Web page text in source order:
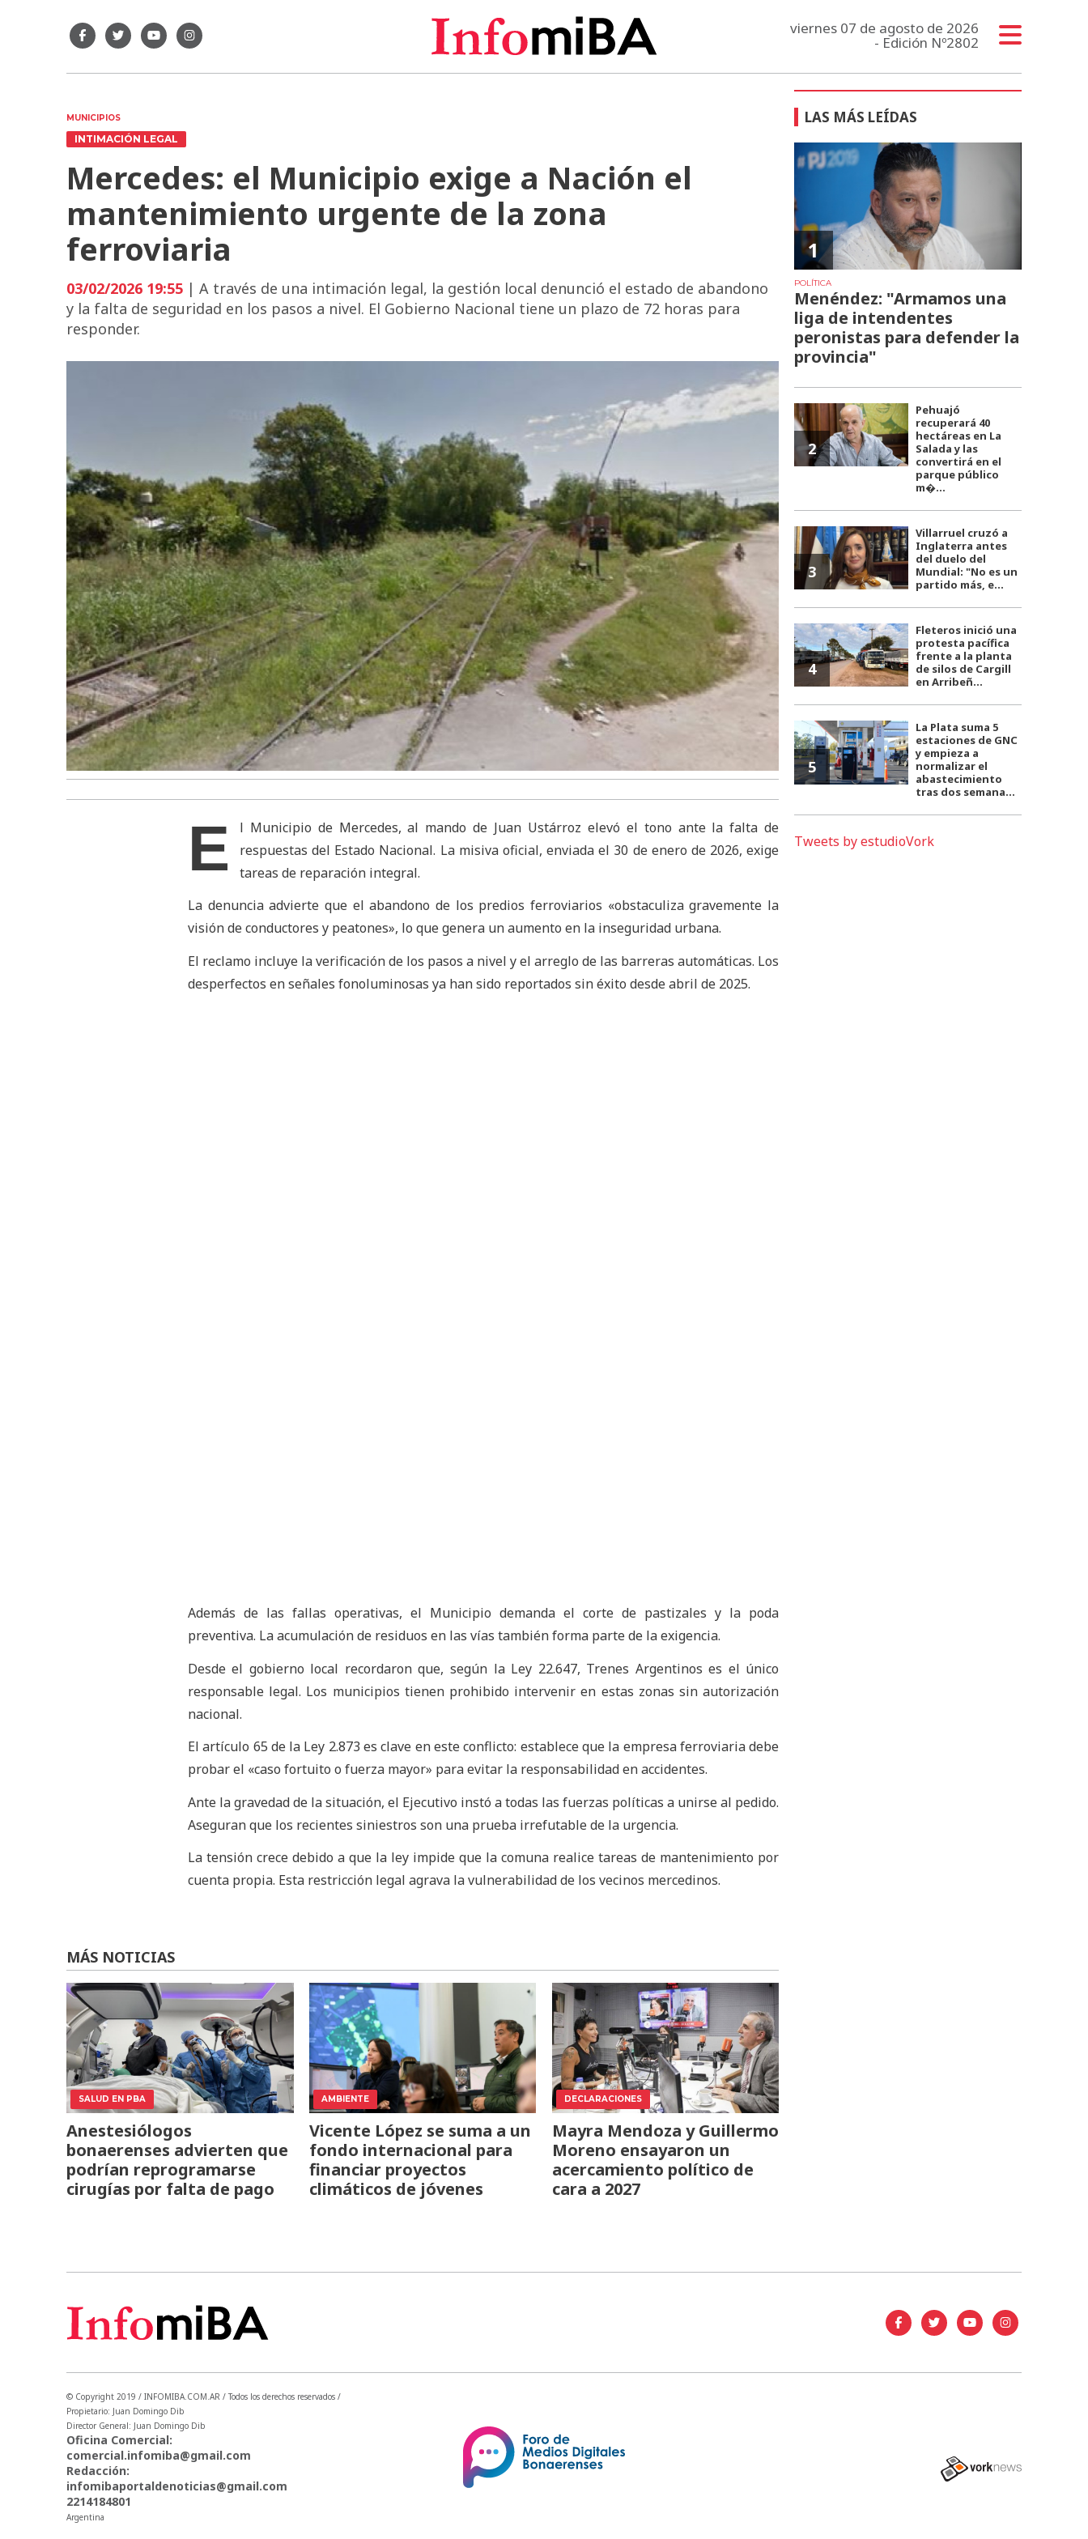
viernes 07 de agosto de 2026
- Edición Nº2802
MUNICIPIOS
INTIMACIÓN LEGAL
Mercedes: el Municipio exige a Nación el
mantenimiento urgente de la zona
ferroviaria
03/02/2026 19:55 | A través de una intimación legal, la gestión local denunció el estado de abandono
y la falta de seguridad en los pasos a nivel. El Gobierno Nacional tiene un plazo de 72 horas para
responder.
E
l Municipio de Mercedes, al mando de Juan Ustárroz elevó el tono ante la falta de
respuestas del Estado Nacional. La misiva oficial, enviada el 30 de enero de 2026, exige
tareas de reparación integral.
La denuncia advierte que el abandono de los predios ferroviarios «obstaculiza gravemente la
visión de conductores y peatones», lo que genera un aumento en la inseguridad urbana.
El reclamo incluye la verificación de los pasos a nivel y el arreglo de las barreras automáticas. Los
desperfectos en señales fonoluminosas ya han sido reportados sin éxito desde abril de 2025.
Además de las fallas operativas, el Municipio demanda el corte de pastizales y la poda
preventiva. La acumulación de residuos en las vías también forma parte de la exigencia.
Desde el gobierno local recordaron que, según la Ley 22.647, Trenes Argentinos es el único
responsable legal. Los municipios tienen prohibido intervenir en estas zonas sin autorización
nacional.
El artículo 65 de la Ley 2.873 es clave en este conflicto: establece que la empresa ferroviaria debe
probar el «caso fortuito o fuerza mayor» para evitar la responsabilidad en accidentes.
Ante la gravedad de la situación, el Ejecutivo instó a todas las fuerzas políticas a unirse al pedido.
Aseguran que los recientes siniestros son una prueba irrefutable de la urgencia.
La tensión crece debido a que la ley impide que la comuna realice tareas de mantenimiento por
cuenta propia. Esta restricción legal agrava la vulnerabilidad de los vecinos mercedinos.
MÁS NOTICIAS
SALUD EN PBA
Anestesiólogos
bonaerenses advierten que
podrían reprogramarse
cirugías por falta de pago
AMBIENTE
Vicente López se suma a un
fondo internacional para
financiar proyectos
climáticos de jóvenes
DECLARACIONES
Mayra Mendoza y Guillermo
Moreno ensayaron un
acercamiento político de
cara a 2027
LAS MÁS LEÍDAS
1
POLÍTICA
Menéndez: "Armamos una
liga de intendentes
peronistas para defender la
provincia"
2
Pehuajó
recuperará 40
hectáreas en La
Salada y las
convertirá en el
parque público
m�...
3
Villarruel cruzó a
Inglaterra antes
del duelo del
Mundial: "No es un
partido más, e...
4
Fleteros inició una
protesta pacífica
frente a la planta
de silos de Cargill
en Arribeñ...
5
La Plata suma 5
estaciones de GNC
y empieza a
normalizar el
abastecimiento
tras dos semana...
Tweets by estudioVork
© Copyright 2019 / INFOMIBA.COM.AR / Todos los derechos reservados /
Propietario: Juan Domingo Dib
Director General: Juan Domingo Dib
Oficina Comercial:
comercial.infomiba@gmail.com
Redacción:
infomibaportaldenoticias@gmail.com
2214184801
Argentina